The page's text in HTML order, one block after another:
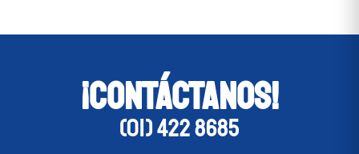
¡CONTÁCTANOS!
(01) 422 8685